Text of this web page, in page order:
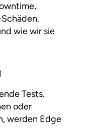
wie wir sie
Tests.
oder
werden Edge